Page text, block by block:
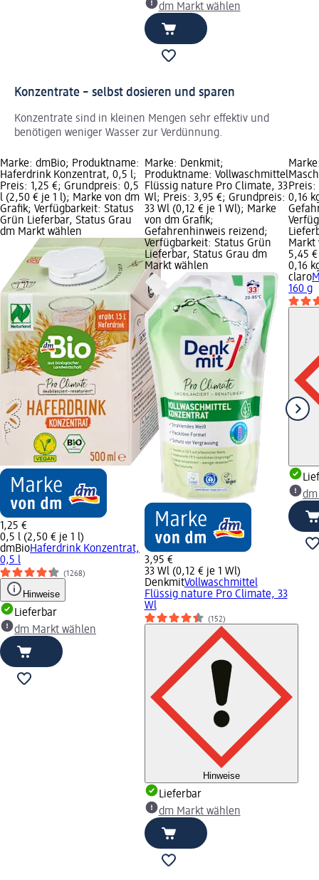
dm Markt wählen
Konzentrate – selbst dosieren und sparen
Konzentrate sind in kleinen Mengen sehr effektiv und
benötigen weniger Wasser zur Verdünnung.
Marke: dmBio; Produktname:
Haferdrink Konzentrat, 0,5 l;
Preis: 1,25 €; Grundpreis: 0,5
l (2,50 € je 1 l); Marke von dm
Grafik; Verfügbarkeit: Status
Grün Lieferbar, Status Grau
dm Markt wählen
1,25 €
0,5 l (2,50 € je 1 l)
dmBioHaferdrink Konzentrat,
0,5 l
(1268)
Hinweise
Lieferbar
dm Markt wählen
Marke: Denkmit;
Produktname: Vollwaschmittel
Flüssig nature Pro Climate, 33
Wl; Preis: 3,95 €; Grundpreis:
33 Wl (0,12 € je 1 Wl); Marke
von dm Grafik;
Gefahrenhinweis reizend;
Verfügbarkeit: Status Grün
Lieferbar, Status Grau dm
Markt wählen
3,95 €
33 Wl (0,12 € je 1 Wl)
DenkmitVollwaschmittel
Flüssig nature Pro Climate, 33
Wl
(152)
Hinweise
Lieferbar
dm Markt wählen
Preis:
0,16
Markt
5,45 €
0,16
claro
160 g